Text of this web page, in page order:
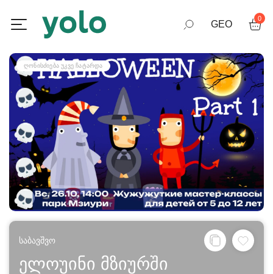
GEO
RUS
ENG
0
ᲦᲝᲜᲘᲡᲫᲘᲔᲑᲐ ᲣᲙᲕᲔ ᲩᲐᲢᲐᲠᲓᲐ
საბავშვო
ელოუინი მზიურში